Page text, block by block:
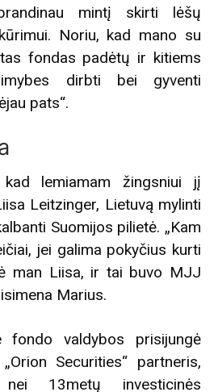
mintį skirti lėšų
Noriu, kad mano su
fondas padėtų ir kitiems
dirbti bei gyventi
pats“.
kad lemiamam žingsniui jį
Leitzinger, Lietuvą mylinti
Suomijos pilietė. „Kam
jei galima pokyčius kurti
man Liisa, ir tai buvo MJJ
Marius.
fondo valdybos prisijungė
Securities“ partneris,
13metų investicinės